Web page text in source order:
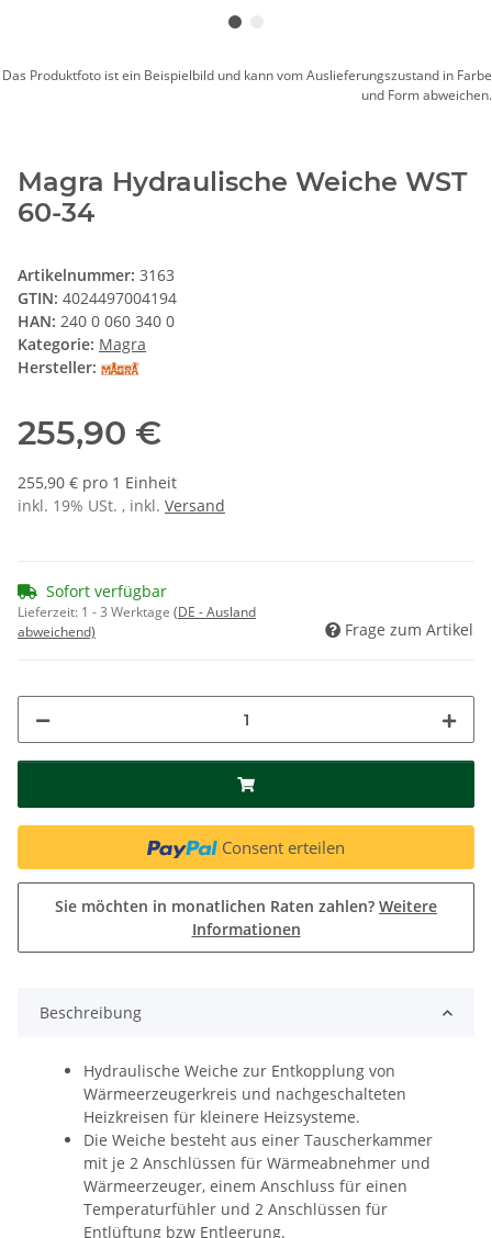
Das Produktfoto ist ein Beispielbild und kann vom Auslieferungszustand in Farbe
und Form abweichen.
Magra Hydraulische Weiche WST
60-34
Artikelnummer: 3163
GTIN: 4024497004194
HAN: 240 0 060 340 0
Kategorie: Magra
Hersteller:
255,90 €
255,90 € pro 1 Einheit
inkl. 19% USt. , inkl. Versand
Sofort verfügbar
Lieferzeit: 1 - 3 Werktage (DE - Ausland
abweichend)
Frage zum Artikel
Consent erteilen
Sie möchten in monatlichen Raten zahlen? Weitere
Informationen
Beschreibung
Hydraulische Weiche zur Entkopplung von
Wärmeerzeugerkreis und nachgeschalteten
Heizkreisen für kleinere Heizsysteme.
Die Weiche besteht aus einer Tauscherkammer
mit je 2 Anschlüssen für Wärmeabnehmer und
Wärmeerzeuger, einem Anschluss für einen
Temperaturfühler und 2 Anschlüssen für
Entlüftung bzw Entleerung.